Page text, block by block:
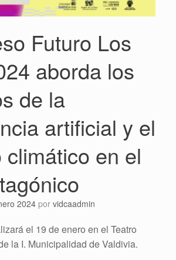
Futuro Los
aborda los
de la
artificial y el
climático en el
2024por vidcaadmin
el 19 de enero en el Teatro
la I. Municipalidad de Valdivia.